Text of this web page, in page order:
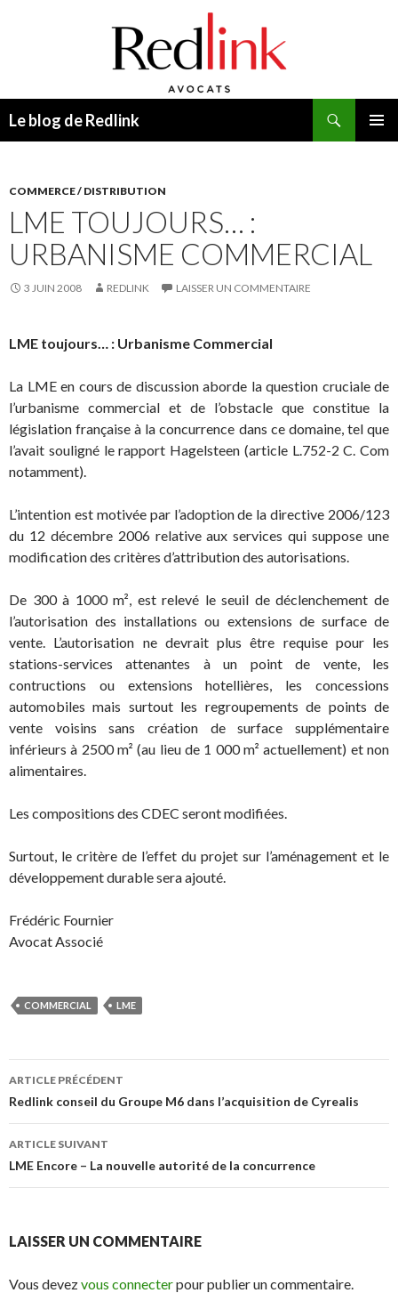
Le blog de Redlink
COMMERCE / DISTRIBUTION
LME TOUJOURS… :
URBANISME COMMERCIAL
3 JUIN 2008 REDLINK LAISSER UN COMMENTAIRE
LME toujours… : Urbanisme Commercial
La LME en cours de discussion aborde la question cruciale de
l’urbanisme commercial et de l’obstacle que constitue la
législation française à la concurrence dans ce domaine, tel que
l’avait souligné le rapport Hagelsteen (article L.752-2 C. Com
notamment).
L’intention est motivée par l’adoption de la directive 2006/123
du 12 décembre 2006 relative aux services qui suppose une
modification des critères d’attribution des autorisations.
De 300 à 1000 m², est relevé le seuil de déclenchement de
l’autorisation des installations ou extensions de surface de
vente. L’autorisation ne devrait plus être requise pour les
stations-services attenantes à un point de vente, les
contructions ou extensions hotellières, les concessions
automobiles mais surtout les regroupements de points de
vente voisins sans création de surface supplémentaire
inférieurs à 2500 m² (au lieu de 1 000 m² actuellement) et non
alimentaires.
Les compositions des CDEC seront modifiées.
Surtout, le critère de l’effet du projet sur l’aménagement et le
développement durable sera ajouté.
Frédéric Fournier
Avocat Associé
COMMERCIAL LME
Navigation
des
articles
ARTICLE PRÉCÉDENT
Redlink conseil du Groupe M6 dans l’acquisition de Cyrealis
ARTICLE SUIVANT
LME Encore – La nouvelle autorité de la concurrence
LAISSER UN COMMENTAIRE
Vous devezvous connecterpour publier un commentaire.